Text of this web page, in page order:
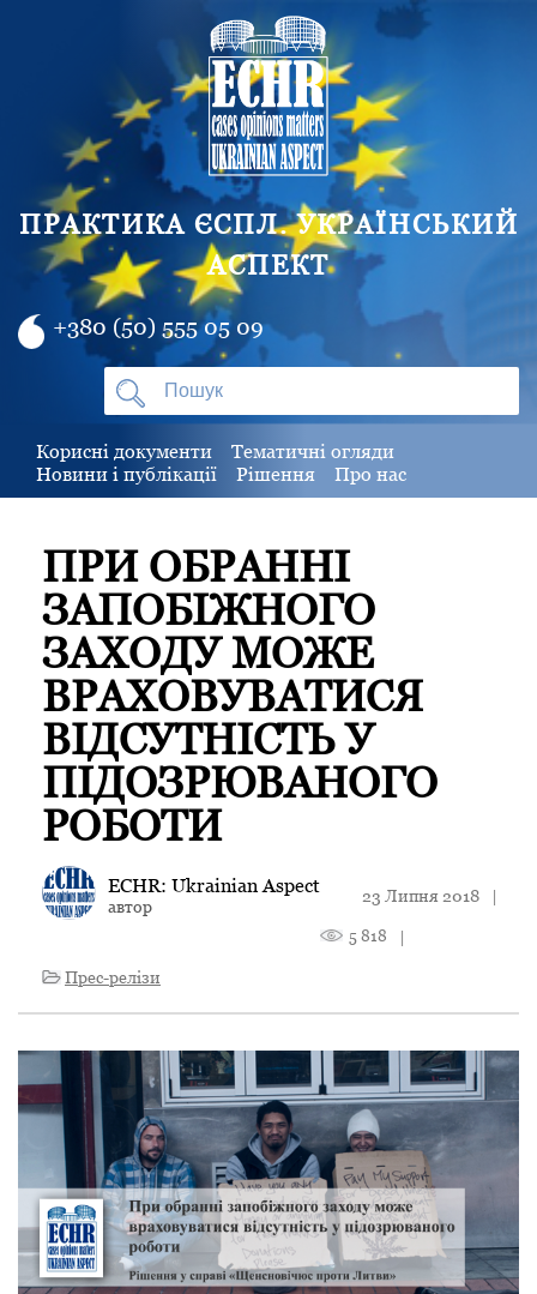
ПРАКТИКА ЄСПЛ. УКРАЇНСЬКИЙ
АСПЕКТ
+380 (50) 555 05 09
Корисні документи
Тематичні огляди
Новини і публікації
Рішення Про нас
ПРИ ОБРАННІ
ЗАПОБІЖНОГО
ЗАХОДУ МОЖЕ
ВРАХОВУВАТИСЯ
ВІДСУТНІСТЬ У
ПІДОЗРЮВАНОГО
РОБОТИ
ECHR: Ukrainian Aspect
автор
23 Липня 2018 |
5 818
|
Прес-релізи